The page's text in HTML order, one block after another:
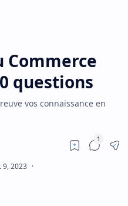
Commerce
questions
vos connaissance en